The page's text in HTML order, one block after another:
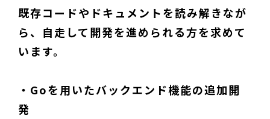
既存コードやドキュメントを読み解きなが
ら、自走して開発を進められる方を求めて
います。
・Goを用いたバックエンド機能の追加開
発